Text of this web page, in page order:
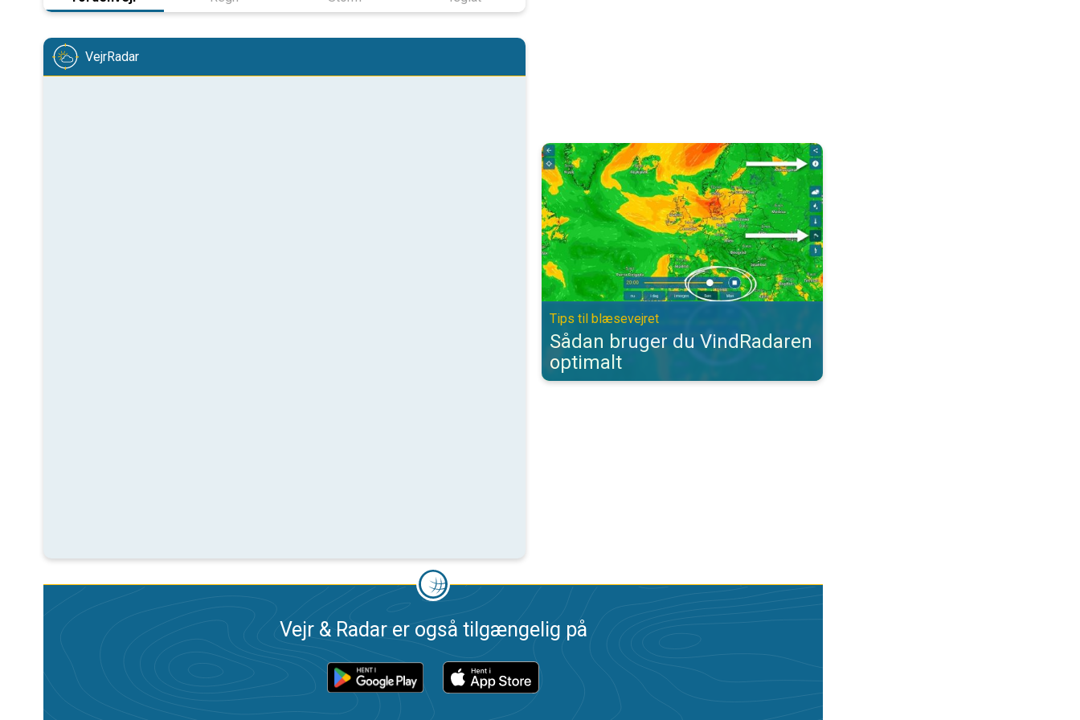
VejrRadar
Sådan bruger du VindRadaren optimalt. Tips til blæsevejret. . .
Tips til blæsevejret
Sådan bruger du VindRadaren
optimalt
Vejr & Radar er også tilgængelig på